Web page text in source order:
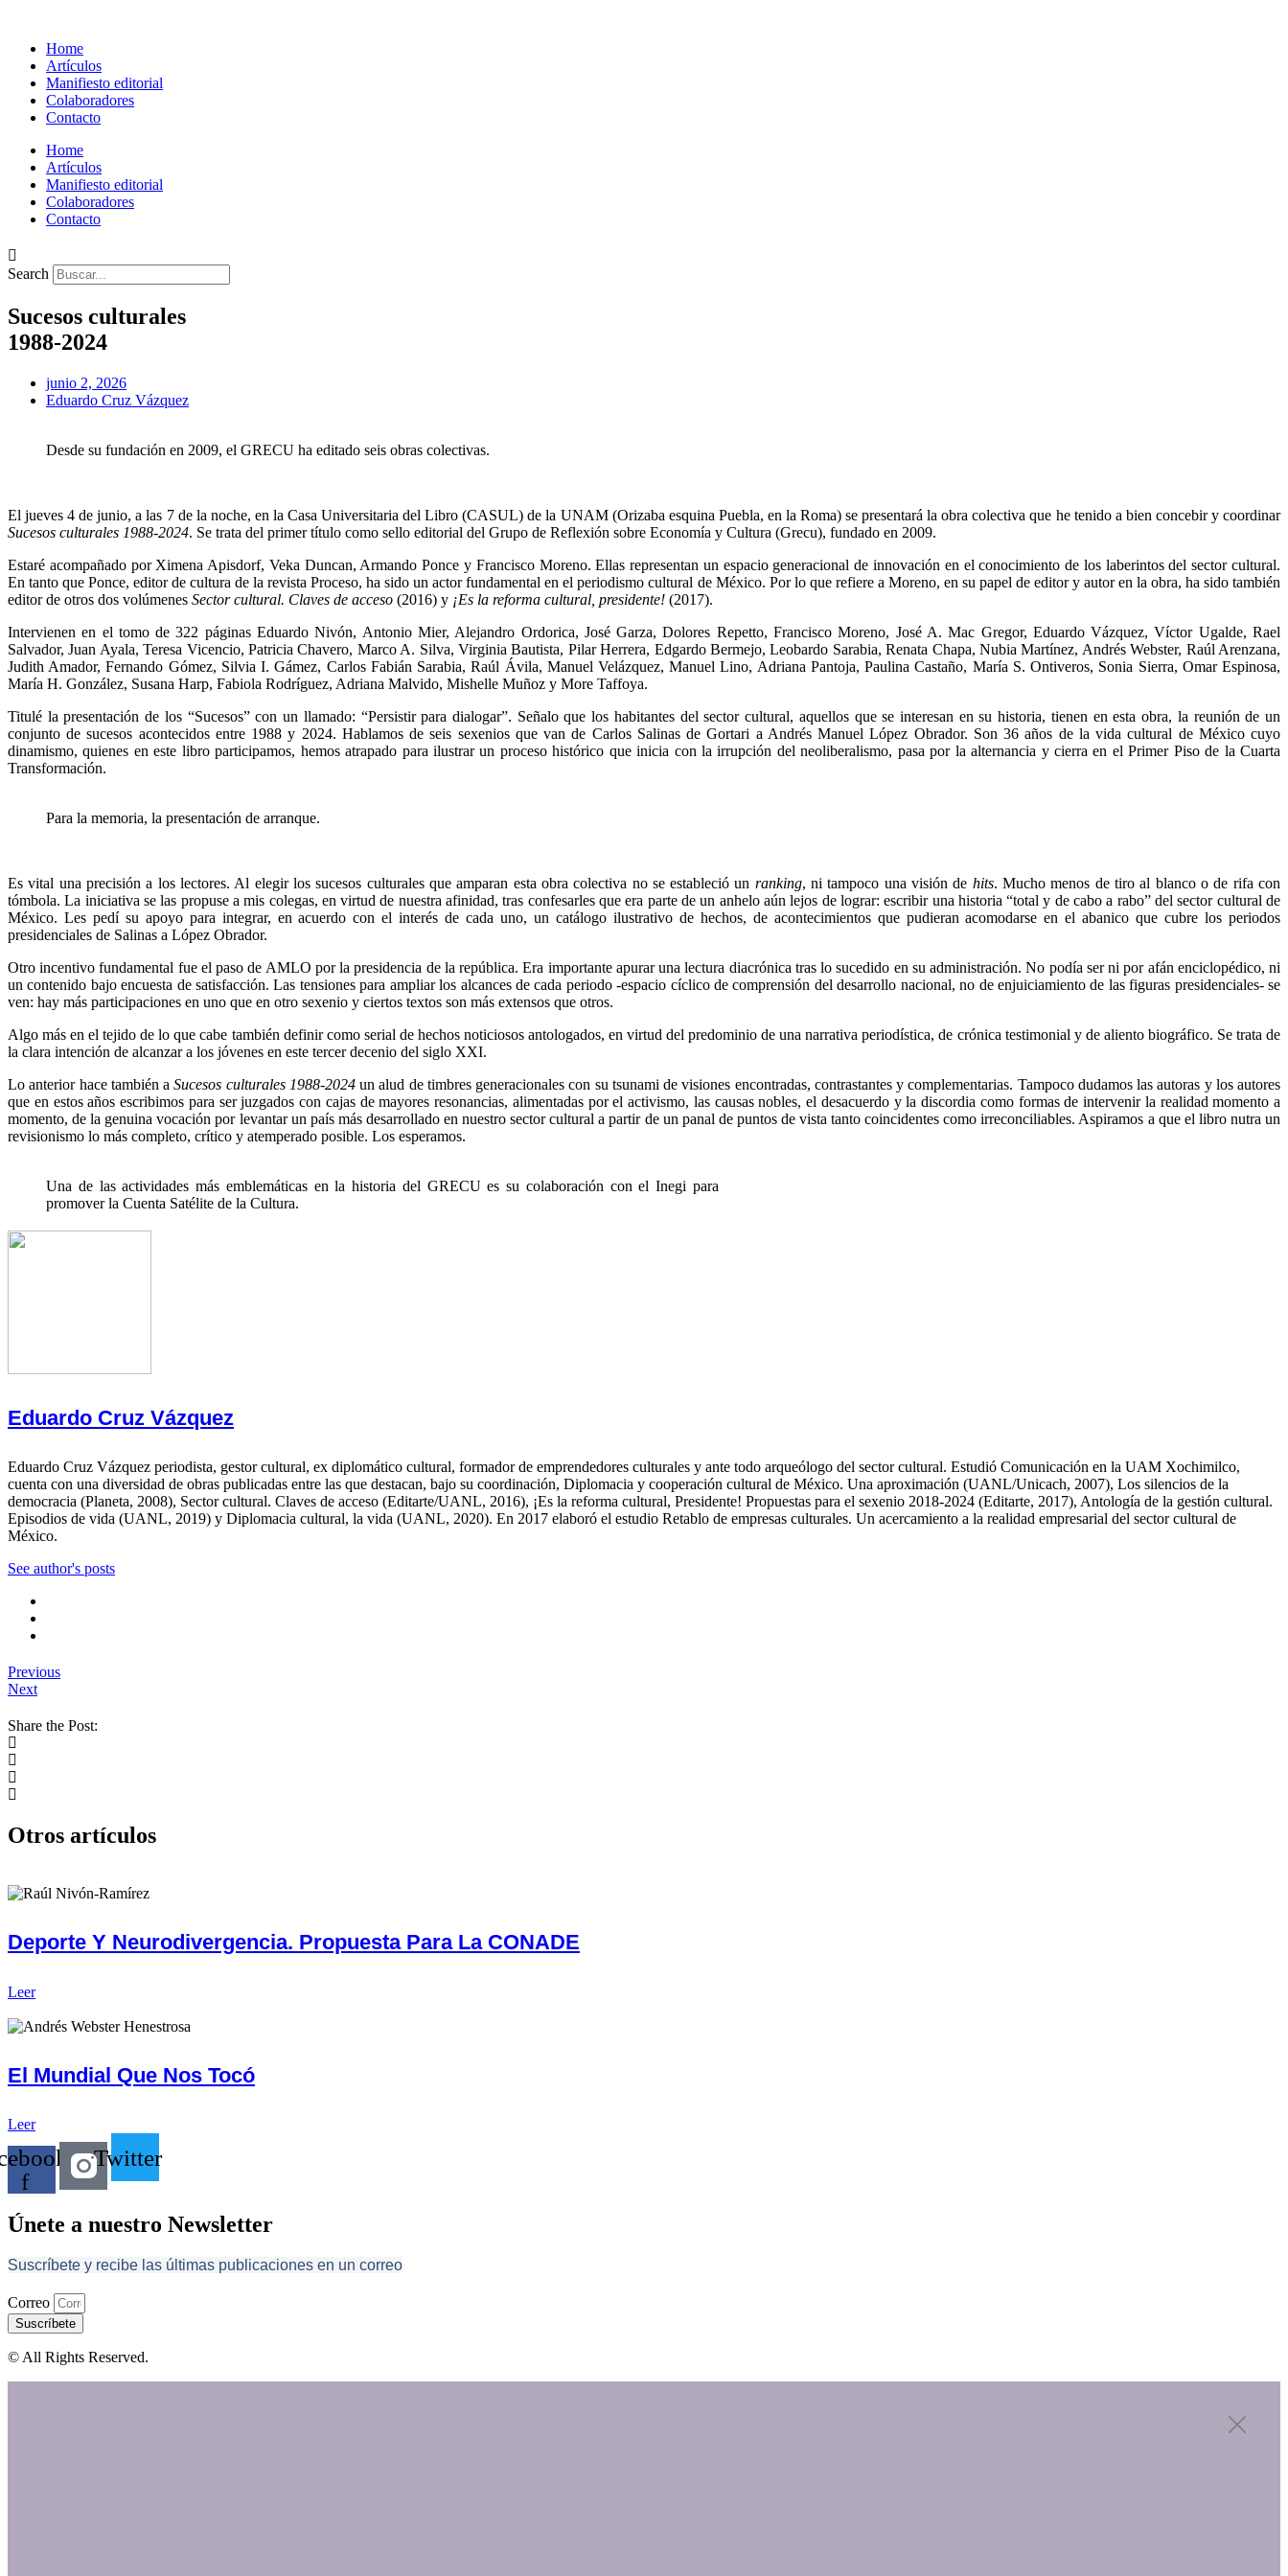
Home
Artículos
Manifiesto editorial
Colaboradores
Contacto
Home
Artículos
Manifiesto editorial
Colaboradores
Contacto
Search
Sucesos culturales
1988-2024
junio 2, 2026
Eduardo Cruz Vázquez
Desde su fundación en 2009, el GRECU ha editado seis obras colectivas.
El jueves 4 de junio, a las 7 de la noche, en la Casa Universitaria del Libro (CASUL) de la UNAM (Orizaba esquina Puebla, en la Roma) se presentará la obra colectiva que he tenido a bien concebir y coordinar
Sucesos culturales 1988-2024. Se trata del primer título como sello editorial del Grupo de Reflexión sobre Economía y Cultura (Grecu), fundado en 2009.
Estaré acompañado por Ximena Apisdorf, Veka Duncan, Armando Ponce y Francisco Moreno. Ellas representan un espacio generacional de innovación en el conocimiento de los laberintos del sector cultural.
En tanto que Ponce, editor de cultura de la revista Proceso, ha sido un actor fundamental en el periodismo cultural de México. Por lo que refiere a Moreno, en su papel de editor y autor en la obra, ha sido también
editor de otros dos volúmenes Sector cultural. Claves de acceso (2016) y ¡Es la reforma cultural, presidente! (2017).
Intervienen en el tomo de 322 páginas Eduardo Nivón, Antonio Mier, Alejandro Ordorica, José Garza, Dolores Repetto, Francisco Moreno, José A. Mac Gregor, Eduardo Vázquez, Víctor Ugalde, Rael
Salvador, Juan Ayala, Teresa Vicencio, Patricia Chavero, Marco A. Silva, Virginia Bautista, Pilar Herrera, Edgardo Bermejo, Leobardo Sarabia, Renata Chapa, Nubia Martínez, Andrés Webster, Raúl Arenzana,
Judith Amador, Fernando Gómez, Silvia I. Gámez, Carlos Fabián Sarabia, Raúl Ávila, Manuel Velázquez, Manuel Lino, Adriana Pantoja, Paulina Castaño, María S. Ontiveros, Sonia Sierra, Omar Espinosa,
María H. González, Susana Harp, Fabiola Rodríguez, Adriana Malvido, Mishelle Muñoz y More Taffoya.
Titulé la presentación de los “Sucesos” con un llamado: “Persistir para dialogar”. Señalo que los habitantes del sector cultural, aquellos que se interesan en su historia, tienen en esta obra, la reunión de un
conjunto de sucesos acontecidos entre 1988 y 2024. Hablamos de seis sexenios que van de Carlos Salinas de Gortari a Andrés Manuel López Obrador. Son 36 años de la vida cultural de México cuyo
dinamismo, quienes en este libro participamos, hemos atrapado para ilustrar un proceso histórico que inicia con la irrupción del neoliberalismo, pasa por la alternancia y cierra en el Primer Piso de la Cuarta
Transformación.
Para la memoria, la presentación de arranque.
Es vital una precisión a los lectores. Al elegir los sucesos culturales que amparan esta obra colectiva no se estableció un ranking, ni tampoco una visión de hits. Mucho menos de tiro al blanco o de rifa con
tómbola. La iniciativa se las propuse a mis colegas, en virtud de nuestra afinidad, tras confesarles que era parte de un anhelo aún lejos de lograr: escribir una historia “total y de cabo a rabo” del sector cultural de
México. Les pedí su apoyo para integrar, en acuerdo con el interés de cada uno, un catálogo ilustrativo de hechos, de acontecimientos que pudieran acomodarse en el abanico que cubre los periodos
presidenciales de Salinas a López Obrador.
Otro incentivo fundamental fue el paso de AMLO por la presidencia de la república. Era importante apurar una lectura diacrónica tras lo sucedido en su administración. No podía ser ni por afán enciclopédico, ni
un contenido bajo encuesta de satisfacción. Las tensiones para ampliar los alcances de cada periodo -espacio cíclico de comprensión del desarrollo nacional, no de enjuiciamiento de las figuras presidenciales- se
ven: hay más participaciones en uno que en otro sexenio y ciertos textos son más extensos que otros.
Algo más en el tejido de lo que cabe también definir como serial de hechos noticiosos antologados, en virtud del predominio de una narrativa periodística, de crónica testimonial y de aliento biográfico. Se trata de
la clara intención de alcanzar a los jóvenes en este tercer decenio del siglo XXI.
Lo anterior hace también aSucesos culturales 1988-2024un alud de timbres generacionales con su tsunami de visiones encontradas, contrastantes y complementarias. Tampoco dudamos las autoras y los autores
que en estos años escribimos para ser juzgados con cajas de mayores resonancias, alimentadas por el activismo, las causas nobles, el desacuerdo y la discordia como formas de intervenir la realidad momento a
momento, de la genuina vocación por levantar un país más desarrollado en nuestro sector cultural a partir de un panal de puntos de vista tanto coincidentes como irreconciliables. Aspiramos a que el libro nutra un
revisionismo lo más completo, crítico y atemperado posible. Los esperamos.
Una de las actividades más emblemáticas en la historia del GRECU es su colaboración con el Inegi para
promover la Cuenta Satélite de la Cultura.
Eduardo Cruz Vázquez
Eduardo Cruz Vázquez periodista, gestor cultural, ex diplomático cultural, formador de emprendedores culturales y ante todo arqueólogo del sector cultural. Estudió Comunicación en la UAM Xochimilco,
cuenta con una diversidad de obras publicadas entre las que destacan, bajo su coordinación, Diplomacia y cooperación cultural de México. Una aproximación (UANL/Unicach, 2007), Los silencios de la
democracia (Planeta, 2008), Sector cultural. Claves de acceso (Editarte/UANL, 2016), ¡Es la reforma cultural, Presidente! Propuestas para el sexenio 2018-2024 (Editarte, 2017), Antología de la gestión cultural.
Episodios de vida (UANL, 2019) y Diplomacia cultural, la vida (UANL, 2020). En 2017 elaboró el estudio Retablo de empresas culturales. Un acercamiento a la realidad empresarial del sector cultural de
México.
See author's posts
Previous
Next
Share the Post:
Otros artículos
Deporte Y Neurodivergencia. Propuesta Para La CONADE
Leer
El Mundial Que Nos Tocó
Leer
f
Twitter
Únete a nuestro Newsletter
Suscríbete y recibe las últimas publicaciones en un correo
Correo
Suscríbete
© All Rights Reserved.